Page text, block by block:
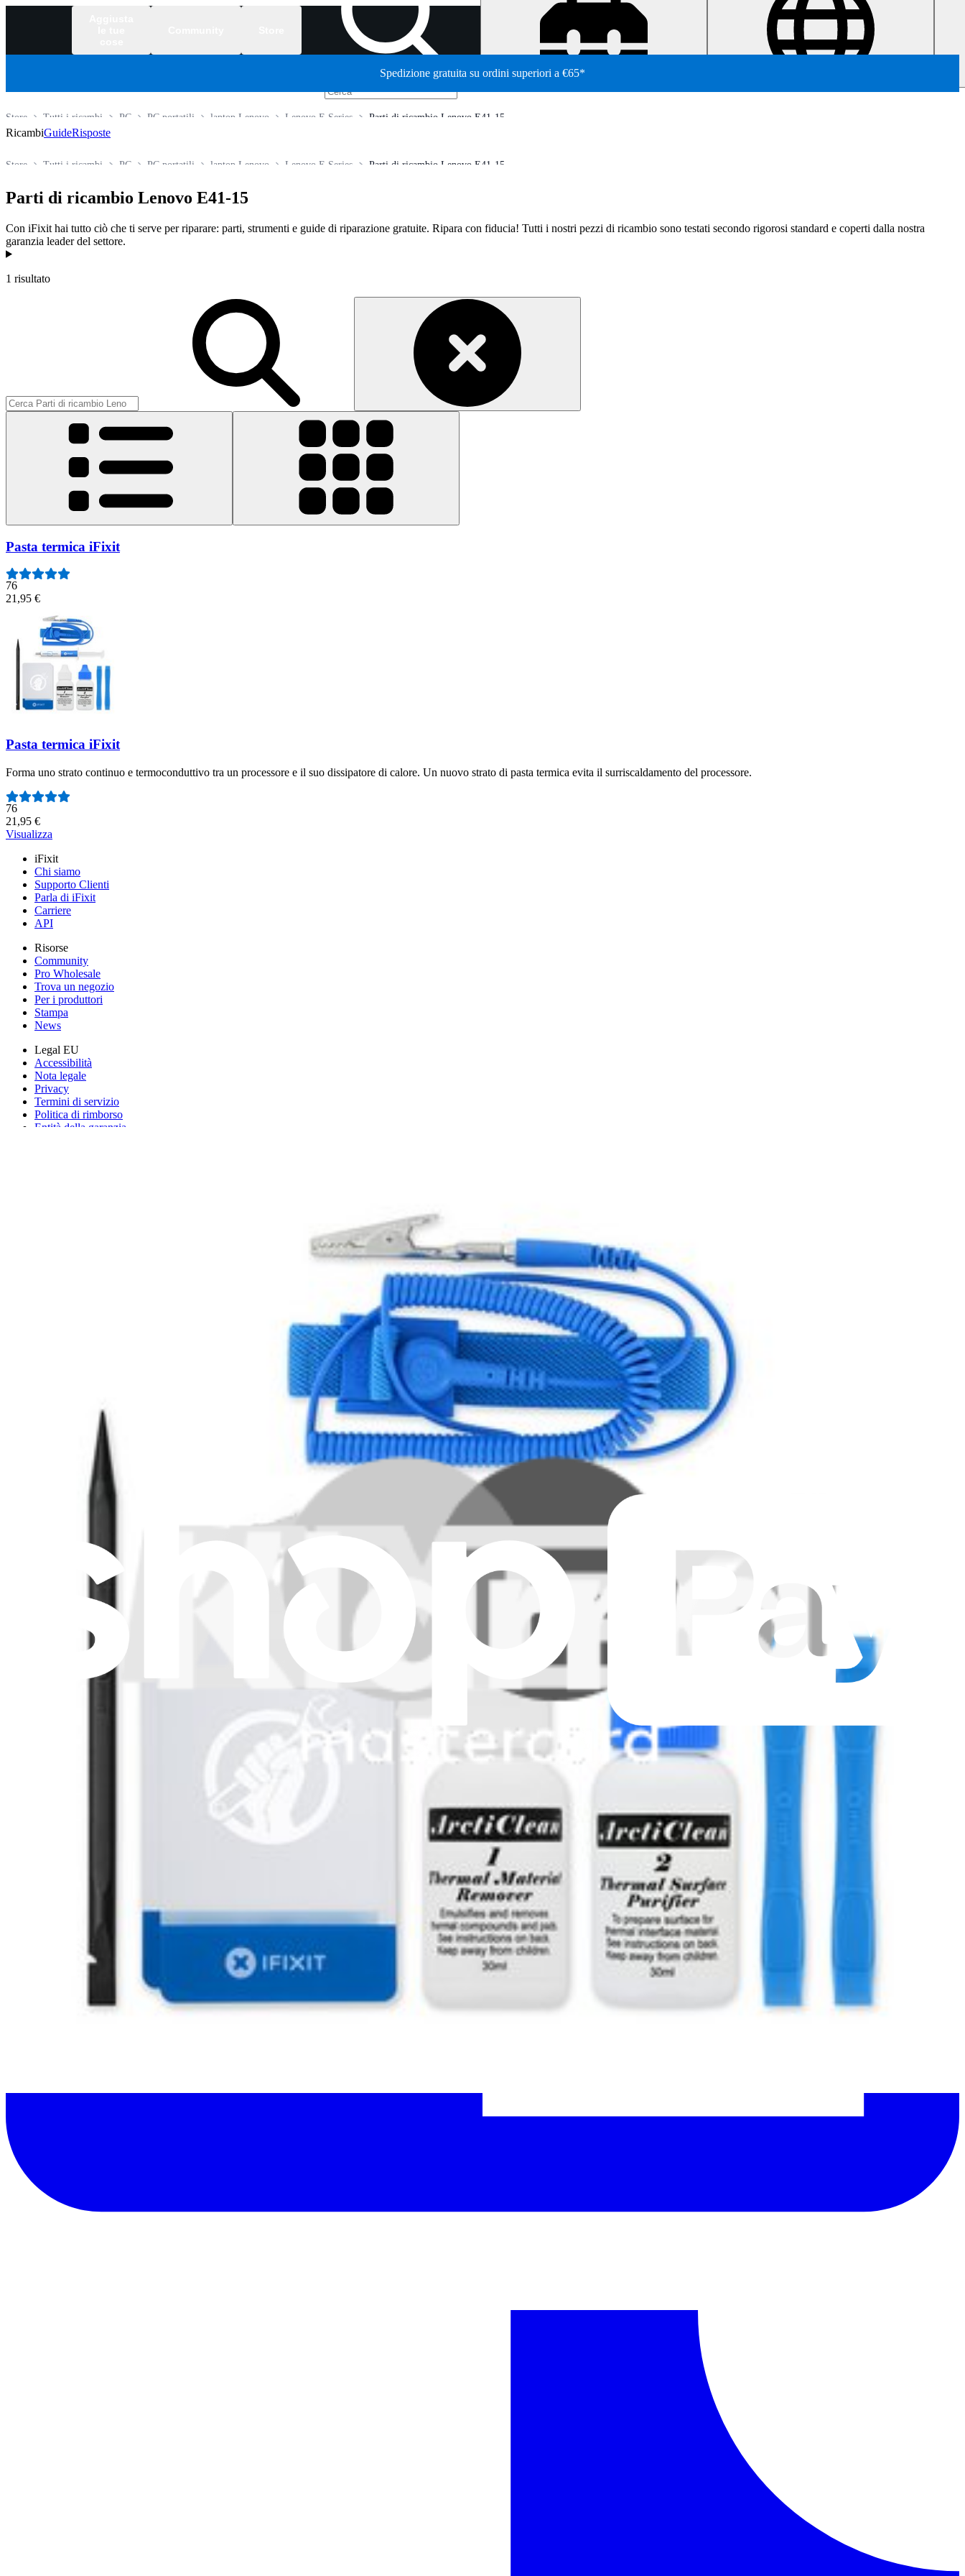
Spedizione gratuita su ordini superiori a €65*
Parti di ricambio Lenovo E41-15
Lenovo E Series
laptop Lenovo
PC portatili
PC
Tutti i ricambi
Store
RicambiGuideRisposte
Parti di ricambio Lenovo E41-15
Lenovo E Series
laptop Lenovo
PC portatili
PC
Tutti i ricambi
Store
Parti di ricambio Lenovo E41-15
Con iFixit hai tutto ciò che ti serve per riparare: parti, strumenti e guide di riparazione gratuite. Ripara con fiducia! Tutti i nostri pezzi di ricambio sono testati secondo rigorosi standard e coperti dalla nostra
garanzia leader del settore.
Prodotti
1 risultato
Pasta termica iFixit
76
21,95 €
Pasta termica iFixit
Forma uno strato continuo e termoconduttivo tra un processore e il suo dissipatore di calore. Un nuovo strato di pasta termica evita il surriscaldamento del processore.
Numero di recensioni:
76
21,95 €
Visualizza
iFixit
Chi siamo
Supporto Clienti
Parla di iFixit
Carriere
API
Risorse
Community
Pro Wholesale
Trova un negozio
Per i produttori
Stampa
News
Legal EU
Accessibilità
Nota legale
Privacy
Termini di servizio
Politica di rimborso
Entità della garanzia